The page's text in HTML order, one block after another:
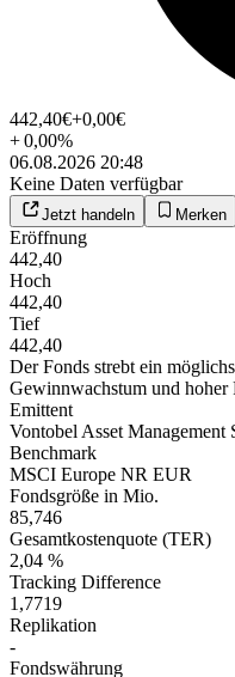
442,40€+0,00€
+0,00%
06.08.2026 20:48
Keine Daten verfügbar
Jetzt handeln Merken
Eröffnung
442,40
Hoch
442,40
Tief
442,40
Der Fonds strebt ein
Gewinnwachstum und hoher
Emittent
Vontobel Asset Management
Benchmark
MSCI Europe NR EUR
Fondsgröße in Mio.
85,746
Gesamtkostenquote (TER)
2,04 %
Tracking Difference
1,7719
Replikation
-
Fondswährung